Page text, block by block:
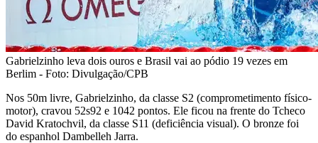
Gabrielzinho leva dois ouros e Brasil vai ao pódio 19 vezes em
Berlim - Foto: Divulgação/CPB
Nos 50m livre, Gabrielzinho, da classe S2 (comprometimento físico-
motor), cravou 52s92 e 1042 pontos. Ele ficou na frente do Tcheco
David Kratochvil, da classe S11 (deficiência visual). O bronze foi
do espanhol Dambelleh Jarra.